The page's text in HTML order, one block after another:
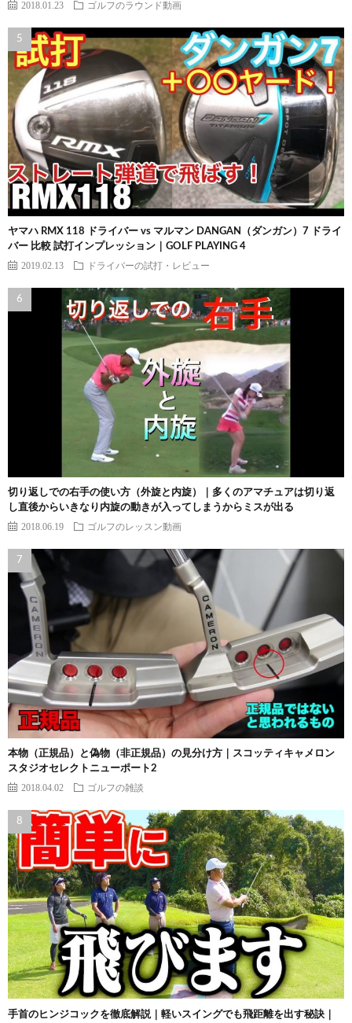
2018.01.23 ゴルフのラウンド動画
ヤマハ RMX 118 ドライバー vs マルマン DANGAN（ダンガン）7 ドライ
バー 比較 試打インプレッション｜GOLF PLAYING 4
2019.02.13 ドライバーの試打・レビュー
切り返しでの右手の使い方（外旋と内旋）｜多くのアマチュアは切り返
し直後からいきなり内旋の動きが入ってしまうからミスが出る
2018.06.19 ゴルフのレッスン動画
本物（正規品）と偽物（非正規品）の見分け方｜スコッティキャメロン
スタジオセレクトニューポート2
2018.04.02 ゴルフの雑談
手首のヒンジコックを徹底解説｜軽いスイングでも飛距離を出す秘訣｜